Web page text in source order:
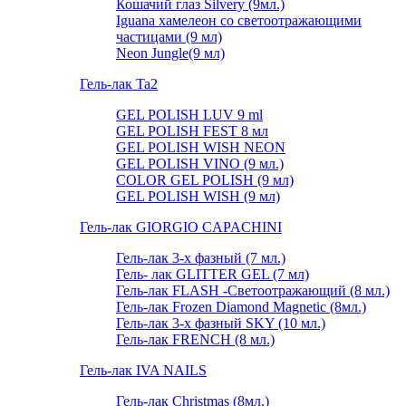
Кошачий глаз Silvery (9мл.)
Iguana хамелеон со светоотражающими
частицами (9 мл)
Neon Jungle(9 мл)
Гель-лак Ta2
GEL POLISH LUV 9 ml
GEL POLISH FEST 8 мл
GEL POLISH WISH NEON
GEL POLISH VINO (9 мл.)
COLOR GEL POLISH (9 мл)
GEL POLISH WISH (9 мл)
Гель-лак GIORGIO CAPACHINI
Гель-лак 3-х фазный (7 мл.)
Гель- лак GLITTER GEL (7 мл)
Гель-лак FLASH -Cветоотражающий (8 мл.)
Гель-лак Frozen Diamond Magnetic (8мл.)
Гель-лак 3-х фазный SKY (10 мл.)
Гель-лак FRENCH (8 мл.)
Гель-лак IVA NAILS
Гель-лак Christmas (8мл.)